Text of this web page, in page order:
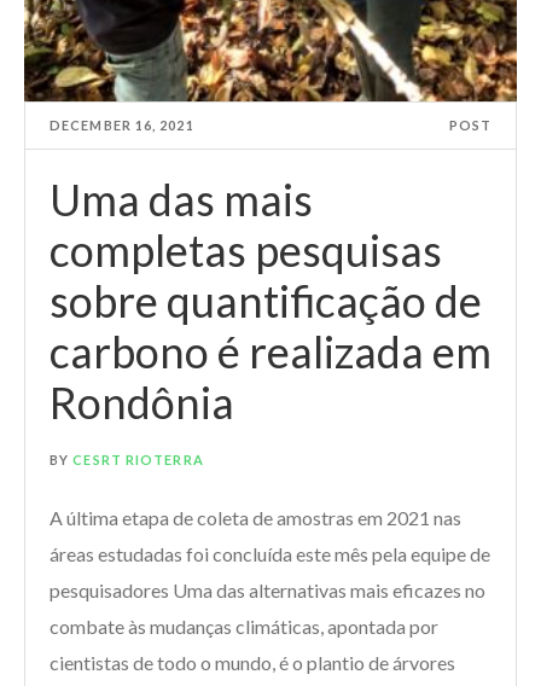
DECEMBER 16, 2021 POST
Uma das mais
completas pesquisas
sobre quantificação de
carbono é realizada em
Rondônia
BYCESRT RIOTERRA
A última etapa de coleta de amostras em 2021 nas
áreas estudadas foi concluída este mês pela equipe de
pesquisadores Uma das alternativas mais eficazes no
combate às mudanças climáticas, apontada por
cientistas de todo o mundo, é o plantio de árvores